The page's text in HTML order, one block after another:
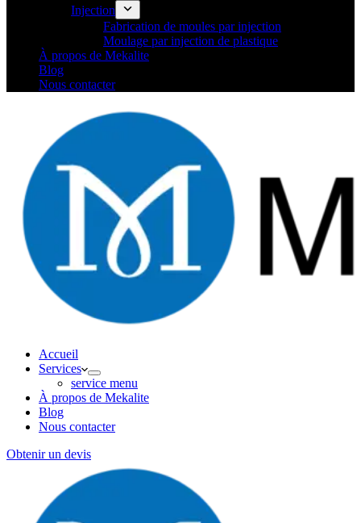
Injection
Fabrication de moules par injection
Moulage par injection de plastique
À propos de Mekalite
Blog
Nous contacter
Accueil
Services
service menu
À propos de Mekalite
Blog
Nous contacter
Obtenir un devis